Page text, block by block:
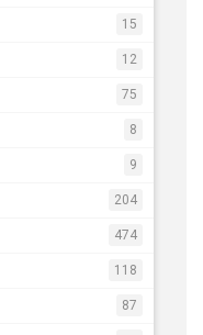
15
12
75
8
9
204
474
118
87